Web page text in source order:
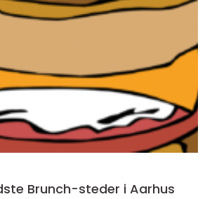
Brunch-steder i Aarhus